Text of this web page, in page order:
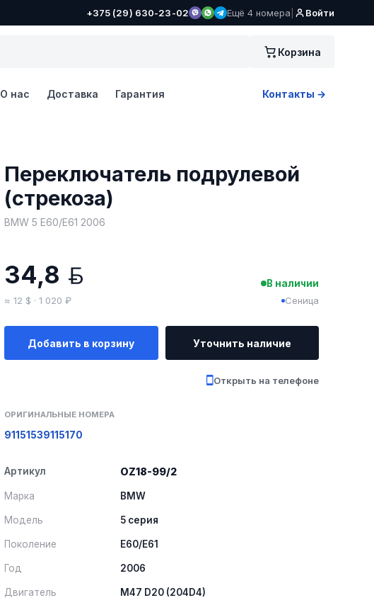
+375 (29) 630-23-02 Ещё 4 номера Войти
Корзина
О нас Доставка Гарантия Контакты →
Переключатель подрулевой
(стрекоза)
BMW 5 E60/E61 2006
34,8
≈ 12 $ · 1 020 ₽
В наличии
Сеница
Добавить в корзину Уточнить наличие
Открыть на телефоне
ОРИГИНАЛЬНЫЕ НОМЕРА
91151539115170
Артикул OZ18-99/2
Марка BMW
Модель 5 серия
Поколение E60/E61
Год 2006
Двигатель M47 D20 (204D4)